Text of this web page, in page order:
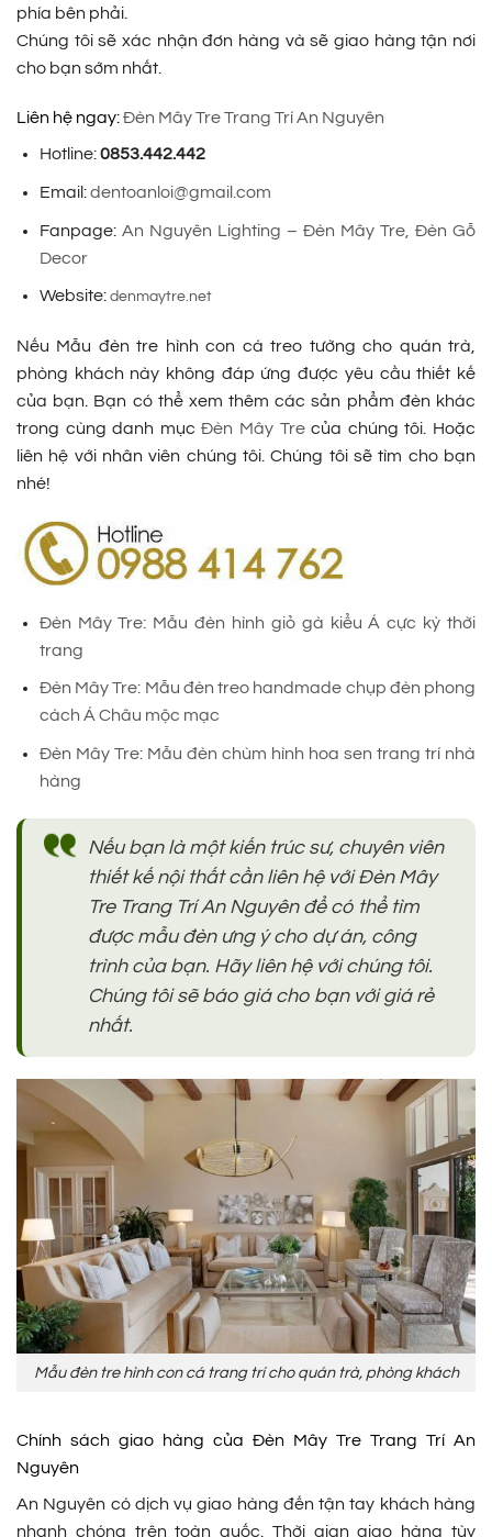
phía bên phải.
Chúng tôi sẽ xác nhận đơn hàng và sẽ giao hàng tận nơi
cho bạn sớm nhất.
Liên hệ ngay:Đèn Mây Tre Trang Trí An Nguyên
Hotline:0853.442.442
Email:dentoanloi@gmail.com
Fanpage: An Nguyên Lighting – Đèn Mây Tre, Đèn Gỗ
Decor
Website: denmaytre.net
Nếu Mẫu đèn tre hình con cá treo tường cho quán trà,
phòng khách này không đáp ứng được yêu cầu thiết kế
của bạn. Bạn có thể xem thêm các sản phẩm đèn khác
trong cùng danh mụcĐèn Mây Trecủa chúng tôi. Hoặc
liên hệ với nhân viên chúng tôi. Chúng tôi sẽ tìm cho bạn
nhé!
Đèn Mây Tre: Mẫu đèn hình giỏ gà kiểu Á cực kỳ thời
trang
Đèn Mây Tre: Mẫu đèn treo handmade chụp đèn phong
cách Á Châu mộc mạc
Đèn Mây Tre: Mẫu đèn chùm hình hoa sen trang trí nhà
hàng
Nếu bạn là một kiến trúc sư, chuyên viên
thiết kế nội thất cần liên hệ với Đèn Mây
Tre Trang Trí An Nguyên để có thể tìm
được mẫu đèn ưng ý cho dự án, công
trình của bạn. Hãy liên hệ với chúng tôi.
Chúng tôi sẽ báo giá cho bạn với giá rẻ
nhất.
Mẫu đèn tre hình con cá trang trí cho quán trà, phòng khách
Chính sách giao hàng của Đèn Mây Tre Trang Trí An
Nguyên
An Nguyên có dịch vụ giao hàng đến tận tay khách hàng
nhanh chóng trên toàn quốc. Thời gian giao hàng tùy